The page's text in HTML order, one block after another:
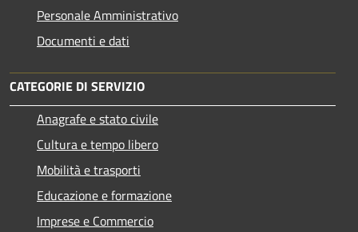
Personale Amministrativo
Documenti e dati
CATEGORIE DI SERVIZIO
Anagrafe e stato civile
Cultura e tempo libero
Mobilità e trasporti
Educazione e formazione
Imprese e Commercio